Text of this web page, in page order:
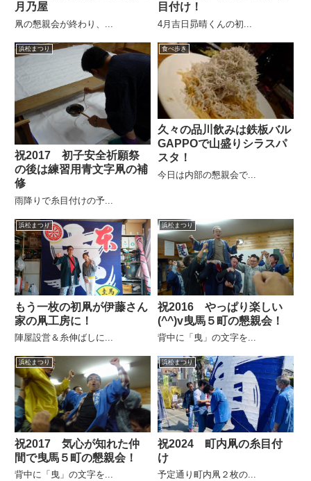
月乃屋
凧の懇親会が終わり、...
目付け！
4月吉日昴晴くんの初...
浜松まつり
祝2017 初子安全祈願祭
の後は練習用青文字凧の補
修
雨降りで糸目付けの予...
食べ歩き
久々の品川飲みは鉄板バル
GAPPOで山盛りシラスパ
スタ！
今日は内部の懇親会で...
浜松まつり
もう一枚の初凧が伊藤さん
家の凧工房に！
陣屋設営＆糸伸ばしに...
浜松まつり
祝2016 やっぱり楽しい
(^^)v曳馬５町の懇親会！
背中に「曳」の文字を...
浜松まつり
祝2017 気心が知れた仲
間で曳馬５町の懇親会！
背中に「曳」の文字を...
浜松まつり
祝2024 町内凧の糸目付
け
予定通り町内凧２枚の...